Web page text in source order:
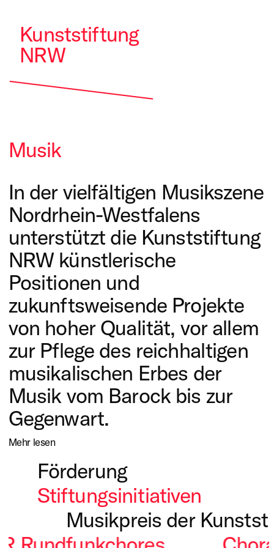
Kunststiftung
NRW
Musik
In der vielfältigen Musikszene
Nordrhein-Westfalens
unterstützt die Kunststiftung
NRW künstlerische
Positionen und
zukunftsweisende Projekte
von hoher Qualität, vor allem
zur Pflege des reichhaltigen
musikalischen Erbes der
Musik vom Barock bis zur
Gegenwart.
Mehr lesen
Förderung
Allgemeine Vorhaben
Stipendien
Stiftungsinitiativen
Musikpreis der